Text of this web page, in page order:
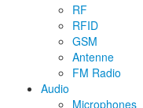
RF
RFID
GSM
Antenne
FM Radio
Audio
Microphones